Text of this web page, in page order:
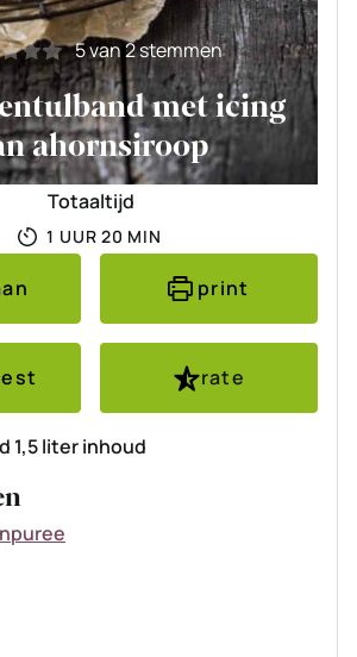
5van2stemmen
met icing
ahornsiroop
Totaaltijd
1 UUR
UUR 20 MINUTEN
MIN
print
rate
1,5 liter inhoud